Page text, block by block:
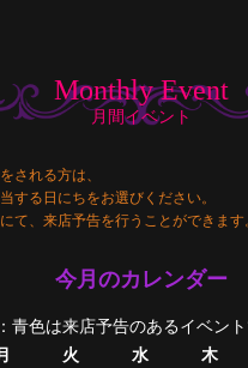
Monthly Event
月間イベント
される方は、
する日にちをお選びください。
て、来店予告を行うことができます
今月のカレンダー
：青色は来店予告のあるイベント
火 水 木